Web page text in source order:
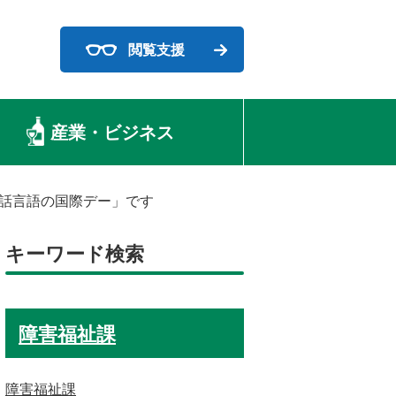
閲覧支援
産業・ビジネス
言語の国際デー」です
キーワード検索
障害福祉課
障害福祉課